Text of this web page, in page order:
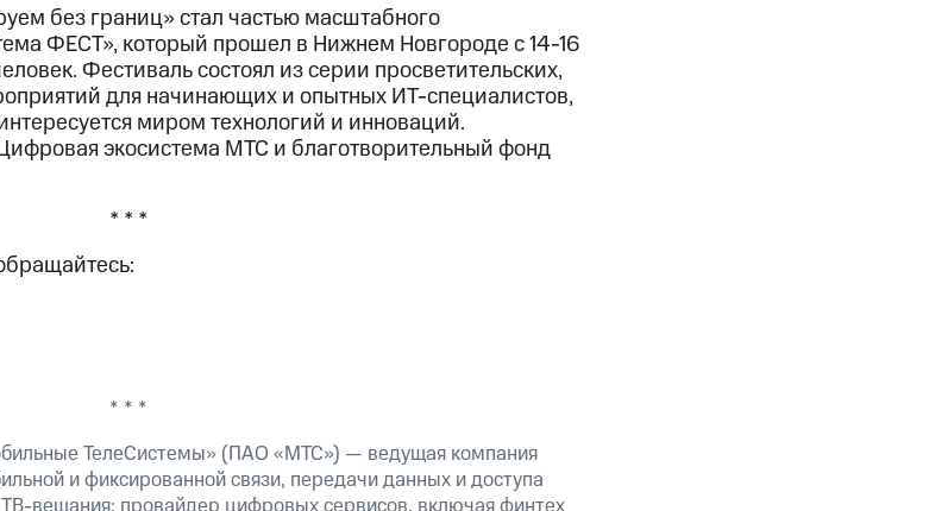
без границ» стал частью масштабного
ФЕСТ», который прошел в Нижнем Новгороде с 14-16
Фестиваль состоял из серии просветительских,
для начинающих и опытных ИТ-специалистов,
миром технологий и инноваций.
экосистема МТС и благотворительный фонд
* * *
* * *
ТелеСистемы» (ПАО «МТС») — ведущая компания
и фиксированной связи, передачи данных и доступа